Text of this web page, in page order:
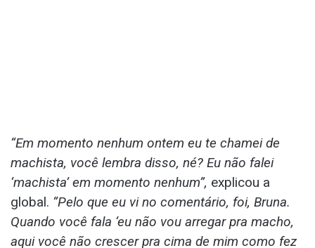
“Em momento nenhum ontem eu te chamei de
machista, você lembra disso, né? Eu não falei
‘machista’ em momento nenhum”, explicou a
global. “Pelo que eu vi no comentário, foi, Bruna.
Quando você fala ‘eu não vou arregar pra macho,
aqui você não crescer pra cima de mim como fez